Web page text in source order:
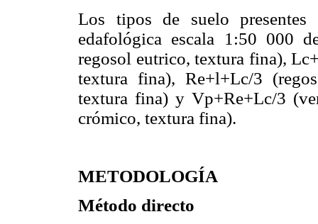
Los tipos de suelo
edafológica escala 1:50 000
regosol eutrico, textura fina),
textura fina), Re+l+Lc/3
textura fina) y Vp+Re+Lc/3
crómico, textura fina).
METODOLOGÍA
Método directo